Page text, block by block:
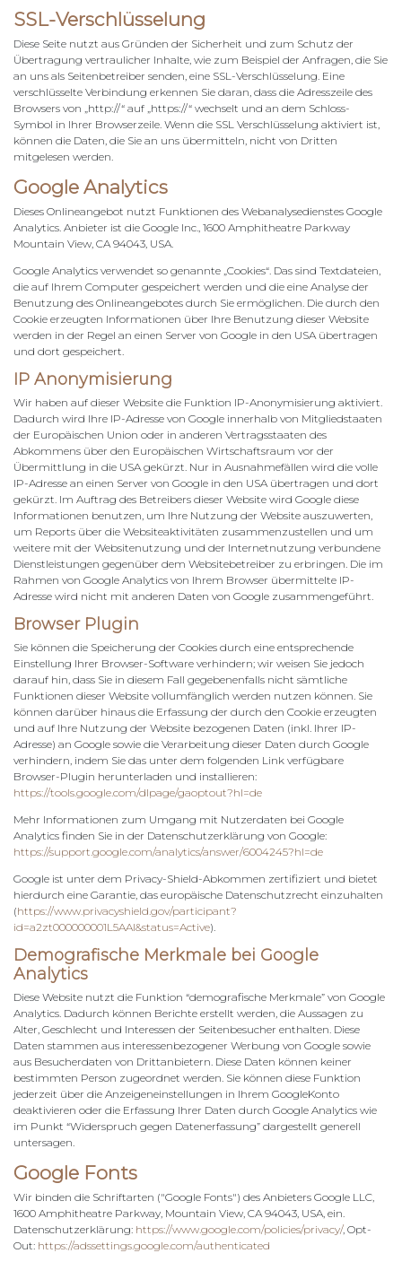
SSL-Verschlüsselung
Diese Seite nutzt aus Gründen der Sicherheit und zum Schutz der
Übertragung vertraulicher Inhalte, wie zum Beispiel der Anfragen, die Sie
an uns als Seitenbetreiber senden, eine SSL-Verschlüsselung. Eine
verschlüsselte Verbindung erkennen Sie daran, dass die Adresszeile des
Browsers von „http://“ auf „https://“ wechselt und an dem Schloss-
Symbol in Ihrer Browserzeile. Wenn die SSL Verschlüsselung aktiviert ist,
können die Daten, die Sie an uns übermitteln, nicht von Dritten
mitgelesen werden.
Google Analytics
Dieses Onlineangebot nutzt Funktionen des Webanalysedienstes Google
Analytics. Anbieter ist die Google Inc., 1600 Amphitheatre Parkway
Mountain View, CA 94043, USA.
Google Analytics verwendet so genannte „Cookies“. Das sind Textdateien,
die auf Ihrem Computer gespeichert werden und die eine Analyse der
Benutzung des Onlineangebotes durch Sie ermöglichen. Die durch den
Cookie erzeugten Informationen über Ihre Benutzung dieser Website
werden in der Regel an einen Server von Google in den USA übertragen
und dort gespeichert.
IP Anonymisierung
Wir haben auf dieser Website die Funktion IP-Anonymisierung aktiviert.
Dadurch wird Ihre IP-Adresse von Google innerhalb von Mitgliedstaaten
der Europäischen Union oder in anderen Vertragsstaaten des
Abkommens über den Europäischen Wirtschaftsraum vor der
Übermittlung in die USA gekürzt. Nur in Ausnahmefällen wird die volle
IP-Adresse an einen Server von Google in den USA übertragen und dort
gekürzt. Im Auftrag des Betreibers dieser Website wird Google diese
Informationen benutzen, um Ihre Nutzung der Website auszuwerten,
um Reports über die Websiteaktivitäten zusammenzustellen und um
weitere mit der Websitenutzung und der Internetnutzung verbundene
Dienstleistungen gegenüber dem Websitebetreiber zu erbringen. Die im
Rahmen von Google Analytics von Ihrem Browser übermittelte IP-
Adresse wird nicht mit anderen Daten von Google zusammengeführt.
Browser Plugin
Sie können die Speicherung der Cookies durch eine entsprechende
Einstellung Ihrer Browser-Software verhindern; wir weisen Sie jedoch
darauf hin, dass Sie in diesem Fall gegebenenfalls nicht sämtliche
Funktionen dieser Website vollumfänglich werden nutzen können. Sie
können darüber hinaus die Erfassung der durch den Cookie erzeugten
und auf Ihre Nutzung der Website bezogenen Daten (inkl. Ihrer IP-
Adresse) an Google sowie die Verarbeitung dieser Daten durch Google
verhindern, indem Sie das unter dem folgenden Link verfügbare
Browser-Plugin herunterladen und installieren:
https://tools.google.com/dlpage/gaoptout?hl=de
Mehr Informationen zum Umgang mit Nutzerdaten bei Google
Analytics finden Sie in der Datenschutzerklärung von Google:
https://support.google.com/analytics/answer/6004245?hl=de
Google ist unter dem Privacy-Shield-Abkommen zertifiziert und bietet
hierdurch eine Garantie, das europäische Datenschutzrecht einzuhalten
(https://www.privacyshield.gov/participant?
id=a2zt000000001L5AAI&status=Active).
Demografische Merkmale bei Google
Analytics
Diese Website nutzt die Funktion “demografische Merkmale” von Google
Analytics. Dadurch können Berichte erstellt werden, die Aussagen zu
Alter, Geschlecht und Interessen der Seitenbesucher enthalten. Diese
Daten stammen aus interessenbezogener Werbung von Google sowie
aus Besucherdaten von Drittanbietern. Diese Daten können keiner
bestimmten Person zugeordnet werden. Sie können diese Funktion
jederzeit über die Anzeigeneinstellungen in Ihrem GoogleKonto
deaktivieren oder die Erfassung Ihrer Daten durch Google Analytics wie
im Punkt “Widerspruch gegen Datenerfassung” dargestellt generell
untersagen.
Google Fonts
Wir binden die Schriftarten ("Google Fonts") des Anbieters Google LLC,
1600 Amphitheatre Parkway, Mountain View, CA 94043, USA, ein.
Datenschutzerklärung: https://www.google.com/policies/privacy/, Opt-
Out: https://adssettings.google.com/authenticated